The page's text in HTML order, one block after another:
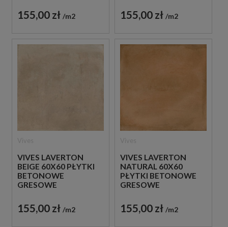
155,00 zł m2 155,00 zł m2
VIVES LAVERTON
BEIGE 60X60 PŁYTKI
BETONOWE
GRESOWE
155,00 zł m2
VIVES LAVERTON
NATURAL 60X60
PŁYTKI BETONOWE
GRESOWE
155,00 zł m2